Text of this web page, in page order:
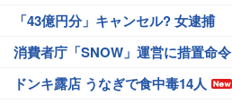
「43億円分」キャンセル? 女逮捕
消費者庁「SNOW」運営に措置命令
ドンキ露店 うなぎで食中毒14人